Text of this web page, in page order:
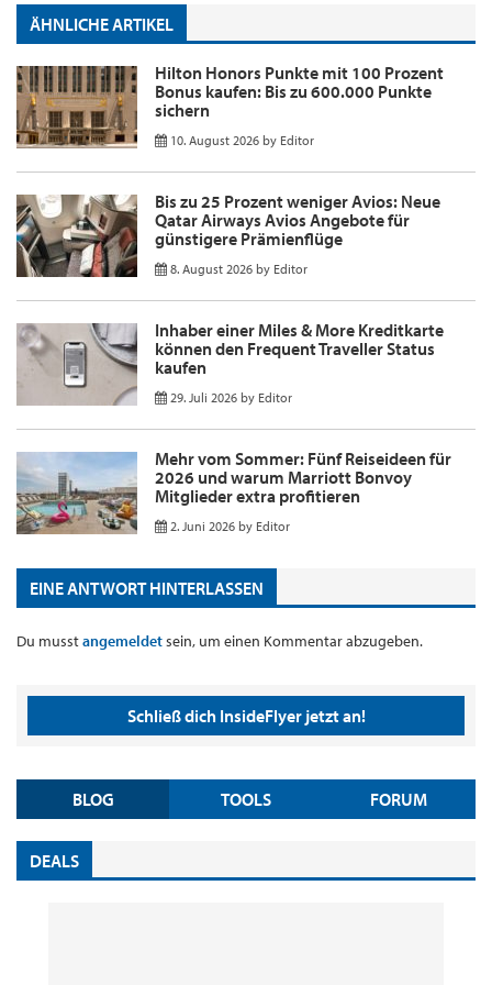
ÄHNLICHE ARTIKEL
Hilton Honors Punkte mit 100 Prozent
Bonus kaufen: Bis zu 600.000 Punkte
sichern
10. August 2026 by Editor
Bis zu 25 Prozent weniger Avios: Neue
Qatar Airways Avios Angebote für
günstigere Prämienflüge
8. August 2026 by Editor
Inhaber einer Miles & More Kreditkarte
können den Frequent Traveller Status
kaufen
29. Juli 2026 by Editor
Mehr vom Sommer: Fünf Reiseideen für
2026 und warum Marriott Bonvoy
Mitglieder extra profitieren
2. Juni 2026 by Editor
EINE ANTWORT HINTERLASSEN
Du musstangemeldetsein, um einen Kommentar abzugeben.
Schließ dich InsideFlyer jetzt an!
BLOG TOOLS FORUM
DEALS